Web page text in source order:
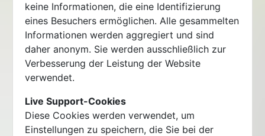
keine Informationen, die eine Identifizierung
eines Besuchers ermöglichen. Alle gesammelten
Informationen werden aggregiert und sind
daher anonym. Sie werden ausschließlich zur
Verbesserung der Leistung der Website
verwendet.
Live Support-Cookies
Diese Cookies werden verwendet, um
Einstellungen zu speichern, die Sie bei der